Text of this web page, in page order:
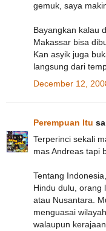
gemuk, saya
Bayangkan kalau
Makassar bisa
Kan asyik juga
langsung dari
December 12,
Perempuan Itu
Terperinci sekali
mas Andreas tapi
Tentang
Hindu dulu, orang
atau Nusantara.
menguasai
walaupun